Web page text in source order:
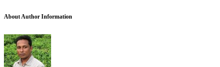
About Author Information